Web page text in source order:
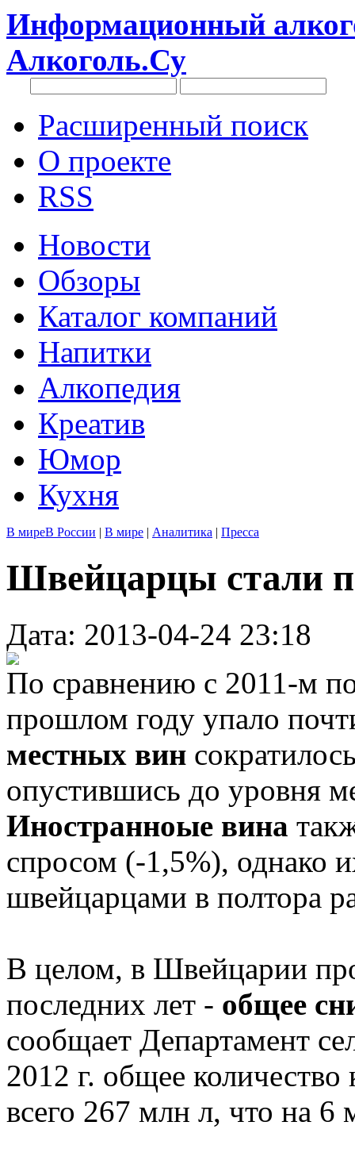
Информационный
Алкоголь.Су
Расширенный поиск
О проекте
RSS
Новости
Обзоры
Каталог компаний
Напитки
Алкопедия
Креатив
Юмор
Кухня
В миреВ России | В мире | Аналитика | Пресса
Швейцарцы стали
Дата: 2013-04-24 23:18
По сравнению с 2011-м
прошлом году упало
местных вин
опустившись до уровня
Иностранноые вина
спросом (-1,5%), однако
швейцарцами в полтора
В целом, в Швейцарии
последних лет - общее
сообщает Департамент
2012 г. общее количество
всего 267 млн л, что на